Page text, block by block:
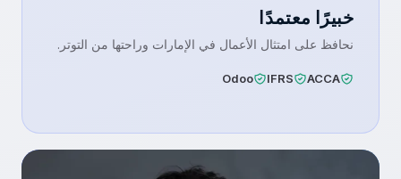
خبيرًا معتمدًا
نحافظ على امتثال الأعمال في الإمارات وراحتها من التوتر.
ACCA
IFRS
Odoo